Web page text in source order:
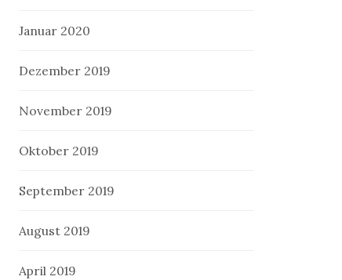
Januar 2020
Dezember 2019
November 2019
Oktober 2019
September 2019
August 2019
April 2019